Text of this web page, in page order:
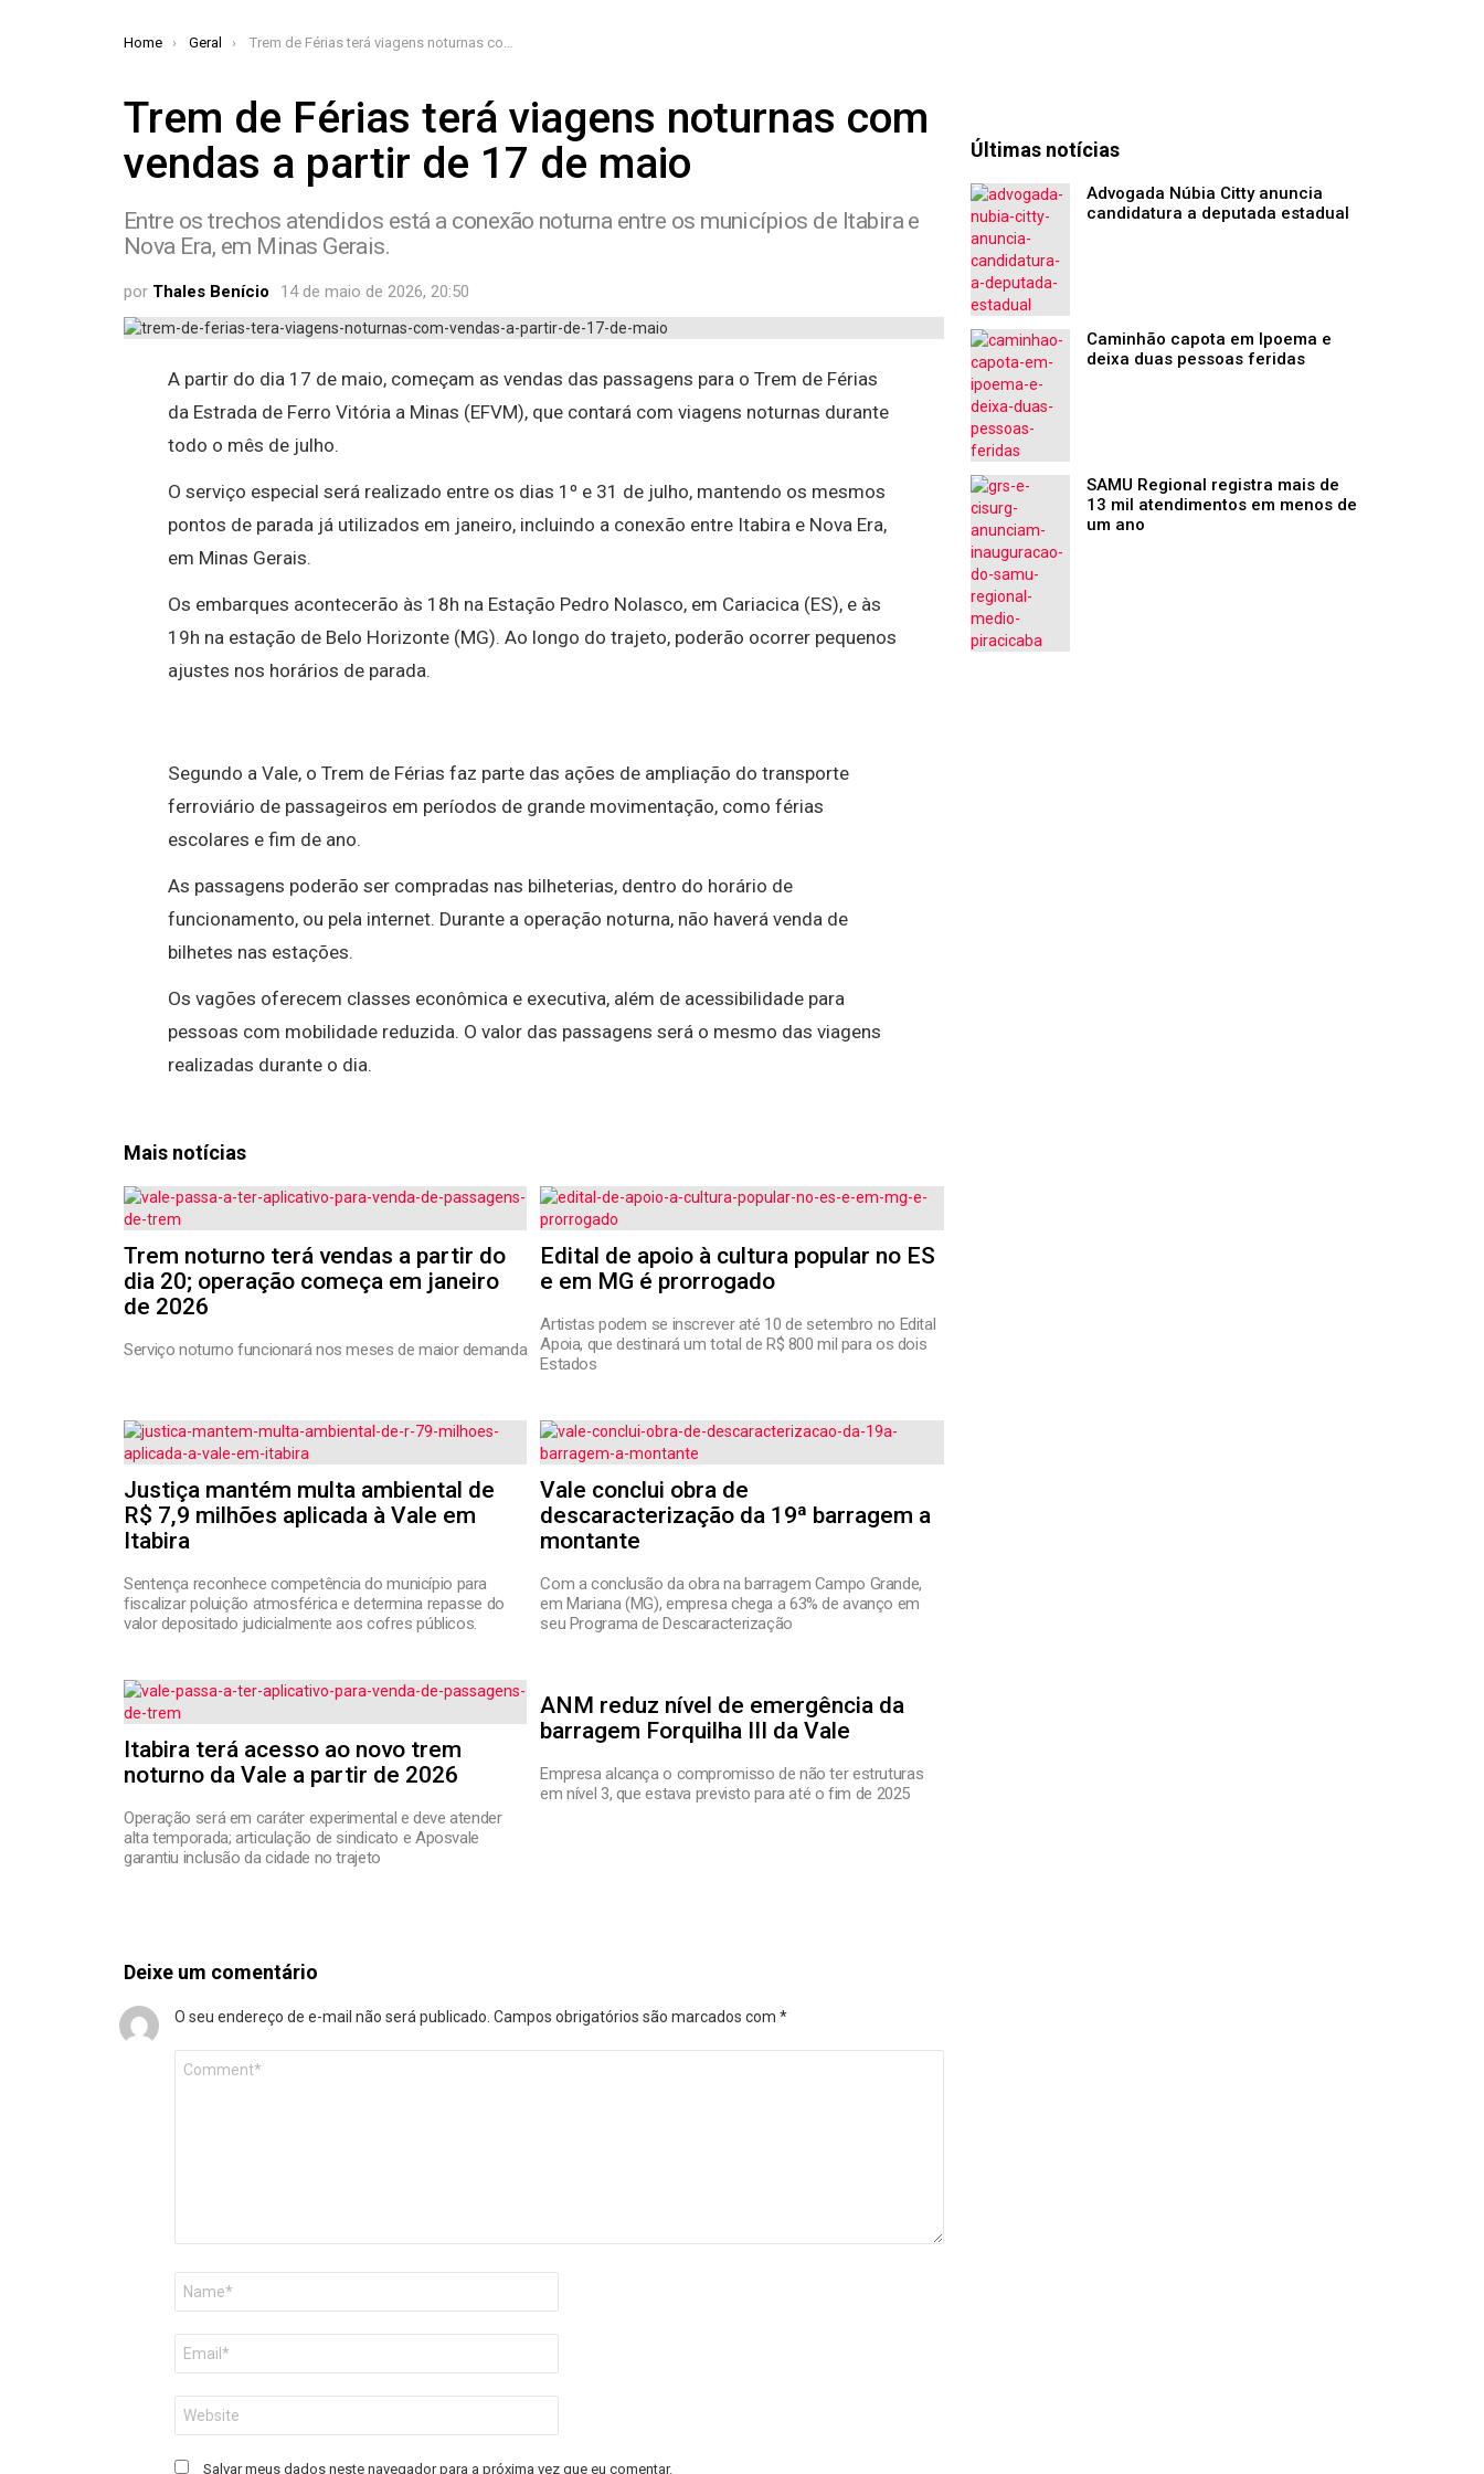
You are here:
Home Geral Trem de Férias terá viagens noturnas com vendas a partir de 17 de maio
Trem de Férias terá viagens noturnas com
vendas a partir de 17 de maio
Entre os trechos atendidos está a conexão noturna entre os municípios de Itabira e
Nova Era, em Minas Gerais.
por Thales Benício 14 de maio de 2026, 20:50
A partir do dia 17 de maio, começam as vendas das passagens para o Trem de Férias
da Estrada de Ferro Vitória a Minas (EFVM), que contará com viagens noturnas durante
todo o mês de julho.
O serviço especial será realizado entre os dias 1º e 31 de julho, mantendo os mesmos
pontos de parada já utilizados em janeiro, incluindo a conexão entre Itabira e Nova Era,
em Minas Gerais.
Os embarques acontecerão às 18h na Estação Pedro Nolasco, em Cariacica (ES), e às
19h na estação de Belo Horizonte (MG). Ao longo do trajeto, poderão ocorrer pequenos
ajustes nos horários de parada.
Segundo a Vale, o Trem de Férias faz parte das ações de ampliação do transporte
ferroviário de passageiros em períodos de grande movimentação, como férias
escolares e fim de ano.
As passagens poderão ser compradas nas bilheterias, dentro do horário de
funcionamento, ou pela internet. Durante a operação noturna, não haverá venda de
bilhetes nas estações.
Os vagões oferecem classes econômica e executiva, além de acessibilidade para
pessoas com mobilidade reduzida. O valor das passagens será o mesmo das viagens
realizadas durante o dia.
Mais notícias
Trem noturno terá vendas a partir do
dia 20; operação começa em janeiro
de 2026
Serviço noturno funcionará nos meses de maior demanda
Edital de apoio à cultura popular no ES
e em MG é prorrogado
Artistas podem se inscrever até 10 de setembro no Edital
Apoia, que destinará um total de R$ 800 mil para os dois
Estados
Justiça mantém multa ambiental de
R$ 7,9 milhões aplicada à Vale em
Itabira
Sentença reconhece competência do município para
fiscalizar poluição atmosférica e determina repasse do
valor depositado judicialmente aos cofres públicos.
Vale conclui obra de
descaracterização da 19ª barragem a
montante
Com a conclusão da obra na barragem Campo Grande,
em Mariana (MG), empresa chega a 63% de avanço em
seu Programa de Descaracterização
Itabira terá acesso ao novo trem
noturno da Vale a partir de 2026
Operação será em caráter experimental e deve atender
alta temporada; articulação de sindicato e Aposvale
garantiu inclusão da cidade no trajeto
ANM reduz nível de emergência da
barragem Forquilha III da Vale
Empresa alcança o compromisso de não ter estruturas
em nível 3, que estava previsto para até o fim de 2025
Deixe um comentário
O seu endereço de e-mail não será publicado. Campos obrigatórios são marcados com *
mail
*
Salvar meus dados neste navegador para a próxima vez que eu comentar.
Últimas notícias
Advogada Núbia Citty anuncia
candidatura a deputada estadual
Caminhão capota em Ipoema e
deixa duas pessoas feridas
SAMU Regional registra mais de
13 mil atendimentos em menos de
um ano